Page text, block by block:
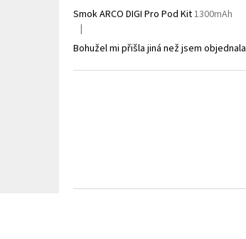
Smok ARCO DIGI Pro Pod Kit1300mAh
Hodnocení produktu je 1 z 5 hvězdiček.
|
Bohužel mi přišla jiná než jsem objednala